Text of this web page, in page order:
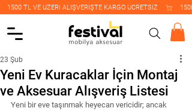
    1500 TL VE ÜZERİ ALIŞVERİŞTE KARGO ÜCRETSİZ
Yeni Ev Kuracaklar İçin Montaj
ve Aksesuar Alışveriş Listesi
23 Şub
Yeni bir eve taşınmak heyecan vericidir; ancak